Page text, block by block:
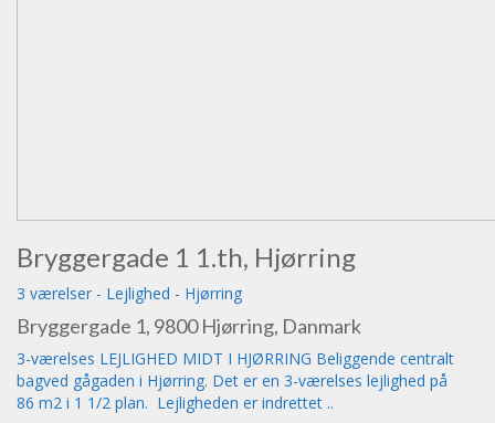
Bryggergade 1 1.th, Hjørring
3 værelser - Lejlighed - Hjørring
Bryggergade 1, 9800 Hjørring, Danmark
3-værelses LEJLIGHED MIDT I HJØRRING Beliggende centralt
bagved gågaden i Hjørring. Det er en 3-værelses lejlighed på
86 m2 i 1 1/2 plan. Lejligheden er indrettet ..